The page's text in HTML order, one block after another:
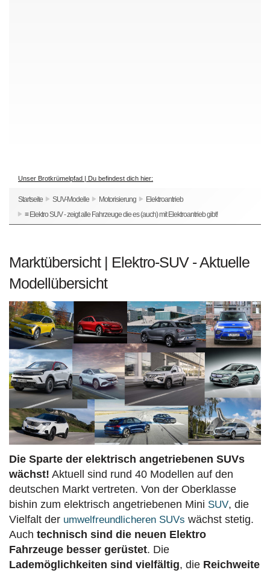
Unser Brotkrümelpfad | Du befindest dich hier:
Startseite SUV-Modelle Motorisierung
Elektroantrieb
≡ Elektro SUV - zeigt alle Fahrzeuge die es (auch) mit Elektroantrieb gibt!
Marktübersicht | Elektro-SUV - Aktuelle
Modellübersicht
Die Sparte der elektrisch angetriebenen SUVs
wächst! Aktuell sind rund 40 Modellen auf den
deutschen Markt vertreten. Von der Oberklasse
bishin zum elektrisch angetriebenen Mini SUV, die
Vielfalt der umwelfreundlicheren SUVs wächst stetig.
Auch technisch sind die neuen Elektro
Fahrzeuge besser gerüstet. Die
Lademöglichkeiten sind vielfältig, die Reichweite